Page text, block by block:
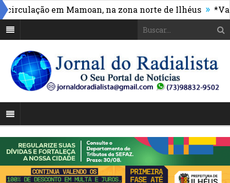
em Mamoan, na zona norte de Ilhéus » *Vasco